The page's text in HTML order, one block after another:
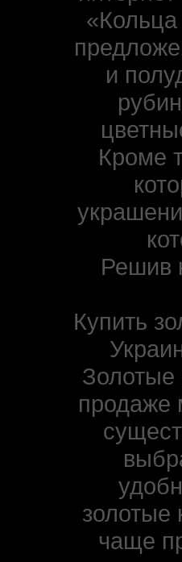
и
Кроме
Решив
Купить
Золотые
продаже
золотые
чаще